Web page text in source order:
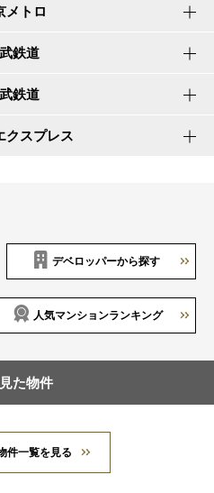
メトロ
鉄道
鉄道
クスプレス
デベロッパーから探す
人気マンションランキング
た物件
件一覧を見る